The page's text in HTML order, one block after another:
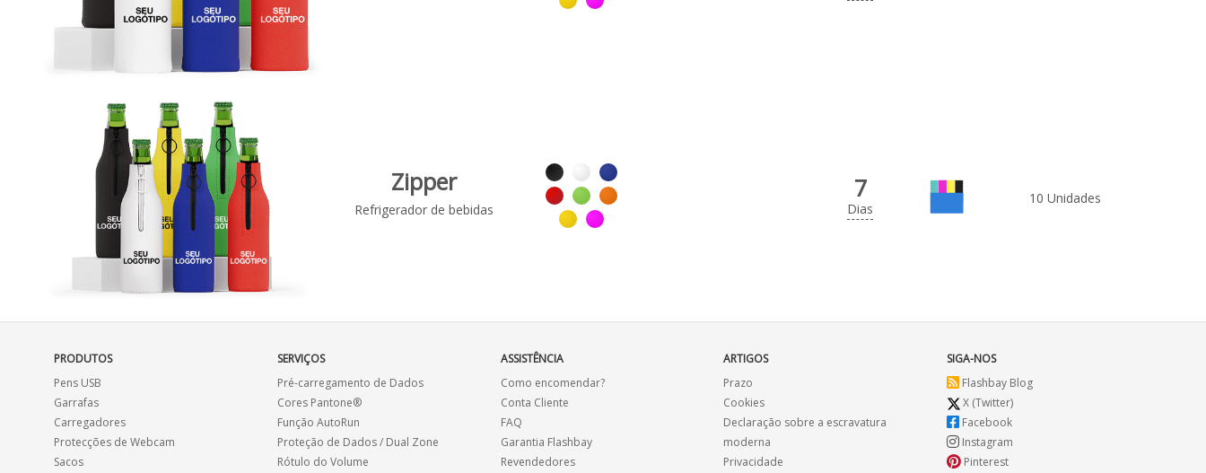
Zipper
Refrigerador de bebidas
7
Dias
10 Unidades
PRODUTOS
Pens USB
Garrafas
Carregadores
Protecções de Webcam
Sacos
SERVIÇOS
Pré-carregamento de Dados
Cores Pantone®
Função AutoRun
Proteção de Dados / Dual Zone
Rótulo do Volume
ASSISTÊNCIA
Como encomendar?
Conta Cliente
FAQ
Garantia Flashbay
Revendedores
ARTIGOS
Prazo
Cookies
Declaração sobre a escravatura
moderna
Privacidade
SIGA-NOS
Flashbay Blog
X (Twitter)
Facebook
Instagram
Pinterest